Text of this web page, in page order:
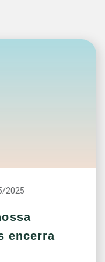
2025
encerra